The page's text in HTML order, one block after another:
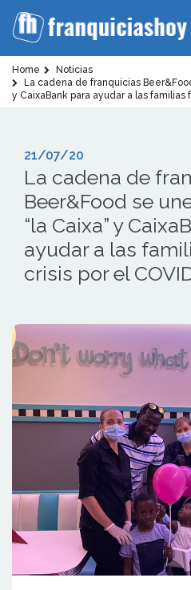
Home
Noticias
La cadena de franquicias
y CaixaBank para ayudar a las familias
21/07/20
La cadena de
Beer&Food se
“la Caixa” y
ayudar a las
crisis por el